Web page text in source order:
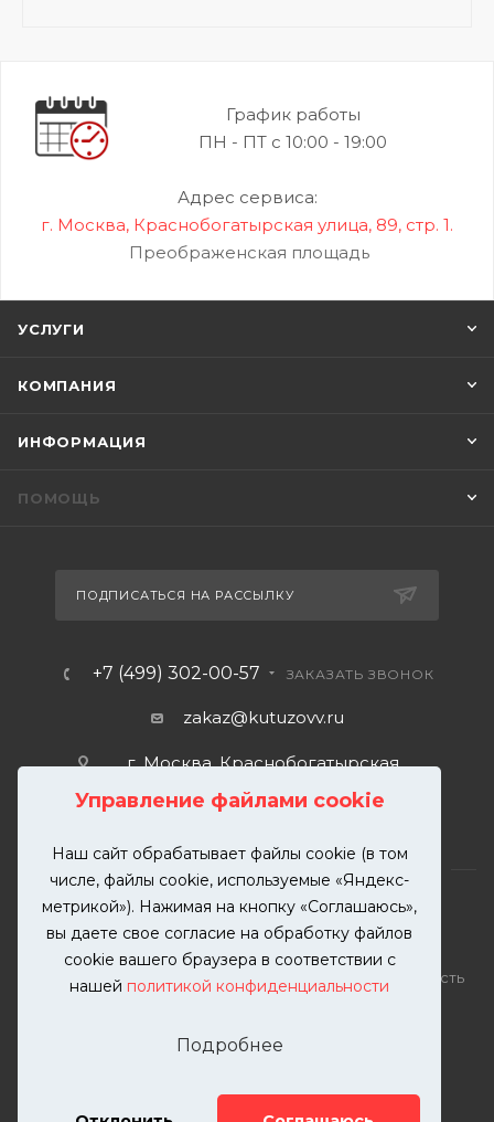
Управление файлами cookie
Наш сайт обрабатывает файлы cookie (в том
числе, файлы cookie, используемые «Яндекс-
метрикой»). Нажимая на кнопку «Соглашаюсь»,
вы даете свое согласие на обработку файлов
cookie вашего браузера в соответствии с
нашей политикой конфиденциальности
Подробнее
График работы
ПН - ПТ с 10:00 - 19:00
Адрес сервиса:
г. Москва, Краснобогатырская улица, 89, стр. 1.
Преображенская площадь
УСЛУГИ
КОМПАНИЯ
ИНФОРМАЦИЯ
ПОМОЩЬ
ПОДПИСАТЬСЯ НА РАССЫЛКУ
+7 (499) 302-00-57 ЗАКАЗАТЬ ЗВОНОК
zakaz@kutuzovv.ru
г. Москва, Краснобогатырская
2026 © KUTUZOVV | Кузовной ремонт и покраска
автомобилей. Вся информация на сайте – собственность
разрешения запрещена. Все права защищены.
Телефон: 8(499)-302-00-57